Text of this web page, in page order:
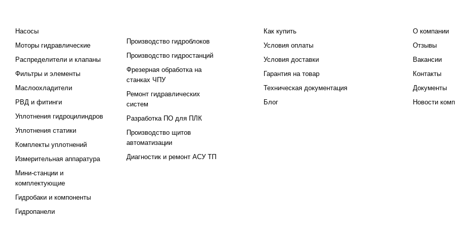
Насосы
Моторы гидравлические
Распределители и клапаны
Фильтры и элементы
Маслоохладители
РВД и фитинги
Уплотнения гидроцилиндров
Уплотнения статики
Комплекты уплотнений
Измерительная аппаратура
Мини-станции и
комплектующие
Гидробаки и компоненты
Гидропанели
Производство гидроблоков
Производство гидростанций
Фрезерная обработка на
станках ЧПУ
Ремонт гидравлических
систем
Разработка ПО для ПЛК
Производство щитов
автоматизации
Диагностик и ремонт АСУ ТП
Как купить
Условия оплаты
Условия доставки
Гарантия на товар
Техническая документация
Блог
О компании
Отзывы
Вакансии
Контакты
Документы
Новости